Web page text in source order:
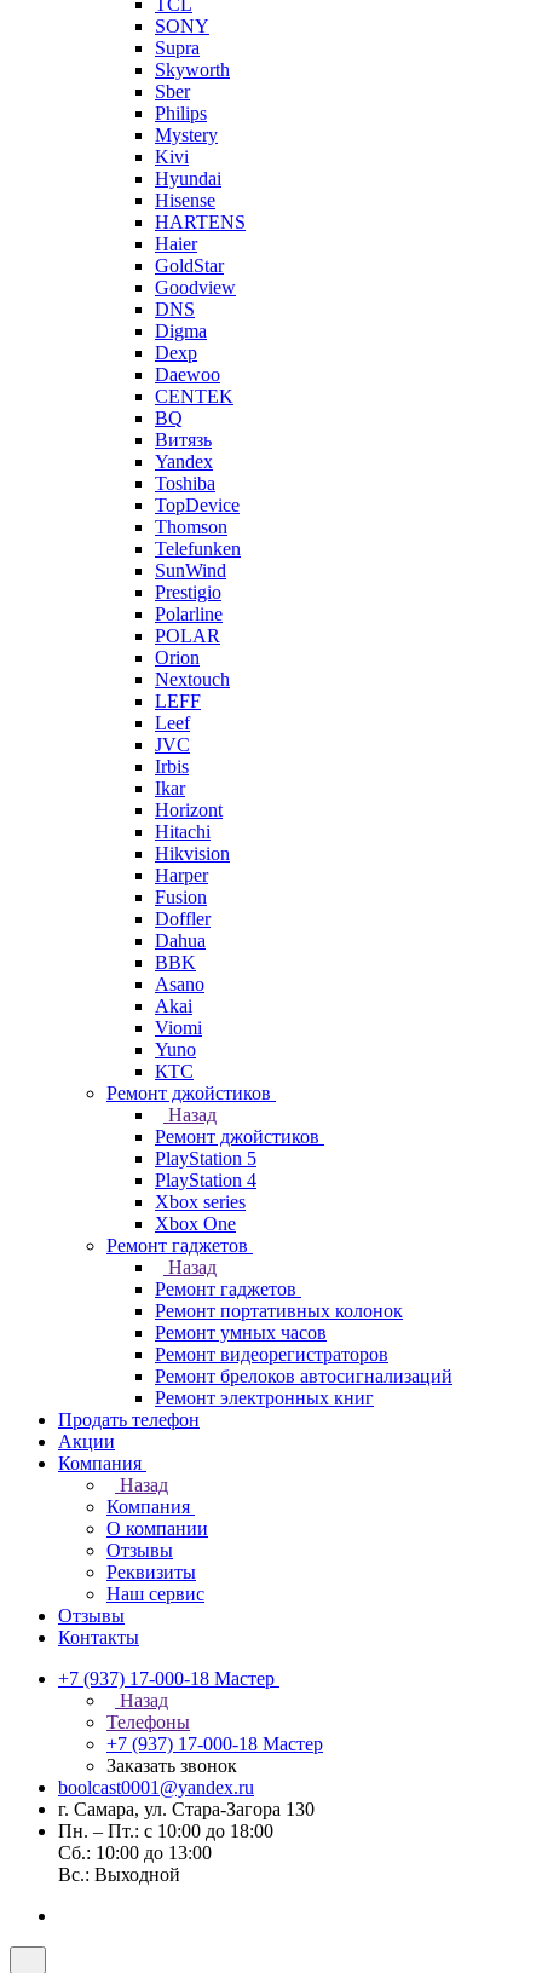
TCL
SONY
Supra
Skyworth
Sber
Philips
Mystery
Kivi
Hyundai
Hisense
HARTENS
Haier
GoldStar
Goodview
DNS
Digma
Dexp
Daewoo
CENTEK
BQ
Витязь
Yandex
Toshiba
TopDevice
Thomson
Telefunken
SunWind
Prestigio
Polarline
POLAR
Orion
Nextouch
LEFF
Leef
JVC
Irbis
Ikar
Horizont
Hitachi
Hikvision
Harper
Fusion
Doffler
Dahua
BBK
Asano
Akai
Viomi
Yuno
КТС
Ремонт джойстиков
Назад
Ремонт джойстиков
PlayStation 5
PlayStation 4
Xbox series
Xbox One
Ремонт гаджетов
Назад
Ремонт гаджетов
Ремонт портативных колонок
Ремонт умных часов
Ремонт видеорегистраторов
Ремонт брелоков автосигнализаций
Ремонт электронных книг
Продать телефон
Акции
Компания
Назад
Компания
О компании
Отзывы
Реквизиты
Наш сервис
Отзывы
Контакты
+7 (937) 17-000-18 Мастер
Назад
Телефоны
+7 (937) 17-000-18 Мастер
Заказать звонок
boolcast0001@yandex.ru
г. Самара, ул. Стара-Загора 130
Пн. – Пт.: с 10:00 до 18:00
Сб.: 10:00 до 13:00
Вс.: Выходной